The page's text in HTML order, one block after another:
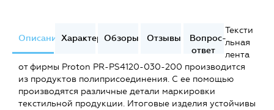
ОписаниеХарактеристики
Обзоры Отзывы
Вопрос-
ответ
Тексти
льная
лента
от фирмы Proton PR-PS4120-030-200 производится
из продуктов полиприсоединения. С ее помощью
производятся различные детали маркировки
текстильной продукции. Итоговые изделия устойчивы